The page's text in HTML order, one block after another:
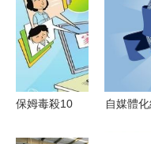
保姆毒殺10
自媒體